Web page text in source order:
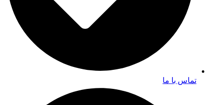
تماس با ما